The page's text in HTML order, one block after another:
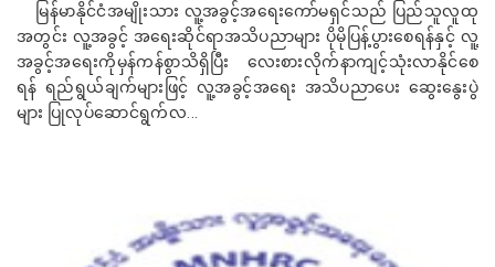
မြန်မာနိုင်ငံအမျိုးသား လူ့အခွင့်အရေးကော်မရှင်သည် ပြည်သူလူထု
အတွင်း လူ့အခွင့် အရေးဆိုင်ရာအသိပညာများ ပိုမိုပြန့်ပွားစေရန်နှင့် လူ့
အခွင့်အရေးကိုမှန်ကန်စွာသိရှိပြီး လေးစားလိုက်နာကျင့်သုံးလာနိုင်စေ
ရန် ရည်ရွယ်ချက်များဖြင့် လူ့အခွင့်အရေး အသိပညာပေး ဆွေးနွေးပွဲ
များ ပြုလုပ်ဆောင်ရွက်လ...